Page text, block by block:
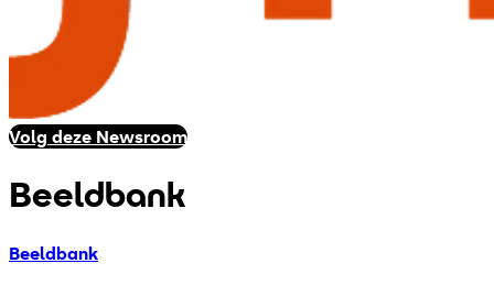
Volg deze Newsroom
Beeldbank
Beeldbank